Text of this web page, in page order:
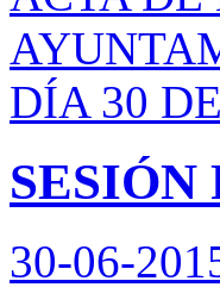
DÍA 30
SESIÓN
30-06-